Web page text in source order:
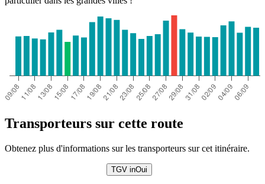
Transporteurs sur cette route
Obtenez plus d'informations sur les transporteurs sur cet itinéraire.
TGV inOui